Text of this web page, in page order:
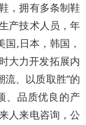
，拥有多条制鞋
产技术人员，年
,日本，韩国，
大力开发拓展内
流、以质取胜”的
、品质优良的产
人来电咨询，公